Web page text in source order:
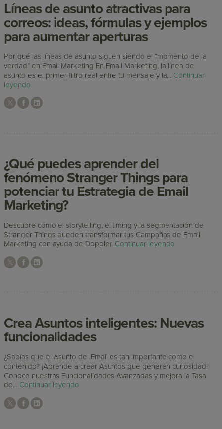
Líneas de asunto atractivas para
correos: ideas, fórmulas y ejemplos
para aumentar aperturas
Por qué las líneas de asunto siguen siendo el “momento de la
verdad” en Email Marketing En Email Marketing, la línea de
asunto es el primer filtro real entre tu mensaje y la... Continuar
leyendo
¿Qué puedes aprender del
fenómeno Stranger Things para
potenciar tu Estrategia de Email
Marketing?
Descubre cómo el storytelling, el timing y la segmentación de
Stranger Things pueden transformar tus Campañas de Email
Marketing con ayuda de Doppler. Continuar leyendo
Crea Asuntos inteligentes: Nuevas
funcionalidades
¿Sabías que el Asunto del Email es tan importante como el
contenido? ¡Aprende a crear Asuntos que generen curiosidad!
Conoce nuestras Funcionalidades Avanzadas y mejora la Tasa
de... Continuar leyendo